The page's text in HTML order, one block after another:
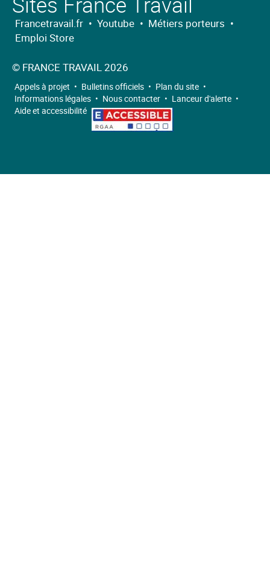
X
LinkedinFacebookYoutubeInstagram
nos
Francetravail.fr • Youtube • Métiers porteurs •
Emploi Store
© FRANCE TRAVAIL 2026
Appels à projet • Bulletins officiels • Plan du site •
Informations légales • Nous contacter • Lanceur d'alerte •
Aide et accessibilité